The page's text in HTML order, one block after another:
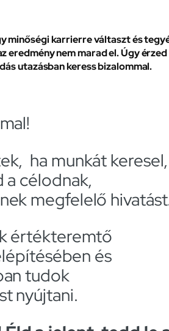
minőségi karrierre váltaszt és
eredmény nem marad el. Úgy érzed
utazásban keress bizalommal.
ha munkát keresel,
célodnak,
megfelelő
értékteremtő
és
tudok
nyújtani.